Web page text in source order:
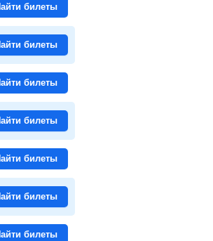
билеты
билеты
билеты
билеты
билеты
билеты
билеты